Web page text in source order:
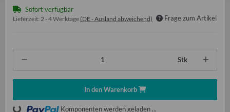
Sofort verfügbar
Lieferzeit: 2 - 4 Werktage (DE - Ausland abweichend) Frage zum Artikel
Stk
In den Warenkorb
Komponenten werden geladen ...